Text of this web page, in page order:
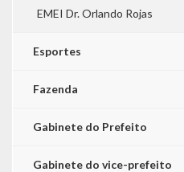
EMEI Dr. Orlando Rojas
Esportes
Fazenda
Gabinete do Prefeito
Gabinete do vice-prefeito